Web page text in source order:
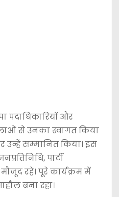
पदाधिकारियों और
से उनका स्वागत किया
सम्मानित किया। इस
पार्टी
रहे। पूरे कार्यक्रम में
बना रहा।